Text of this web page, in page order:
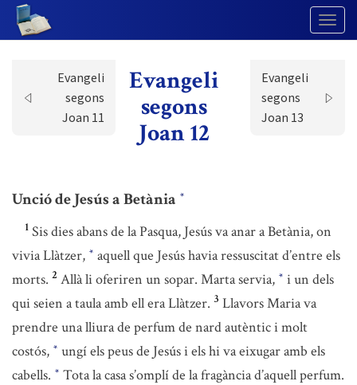
Evangeli
segons
Joan 11
Evangeli
segons
Joan 12
Evangeli
segons
Joan 13
Unció de Jesús a Betània *
1 Sis dies abans de la Pasqua, Jesús va anar a Betània, on
vivia Llàtzer, * aquell que Jesús havia ressuscitat d’entre els
morts. 2 Allà li oferiren un sopar. Marta servia, * i un dels
qui seien a taula amb ell era Llàtzer. 3 Llavors Maria va
prendre una lliura de perfum de nard autèntic i molt
costós, * ungí els peus de Jesús i els hi va eixugar amb els
cabells. * Tota la casa s’omplí de la fragància d’aquell perfum.